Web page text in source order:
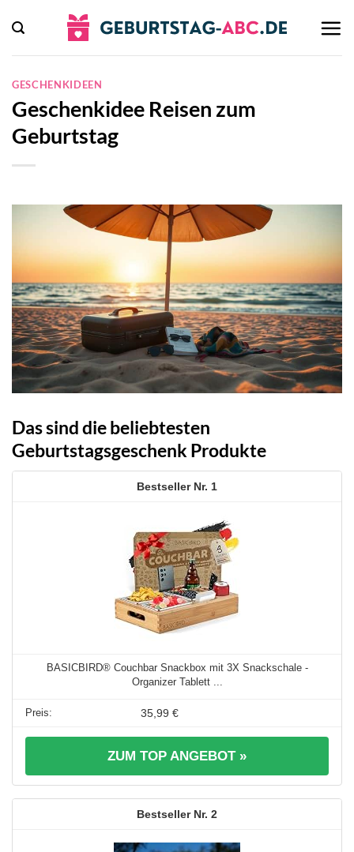
Inhalt
springen
GESCHENKIDEEN
Geschenkidee Reisen zum
Geburtstag
Das sind die beliebtesten
Geburtstagsgeschenk Produkte
1
BASICBIRD® Couchbar Snackbox mit 3X Snackschale -
Organizer Tablett ...
35,99 €
ZUM TOP ANGEBOT »
2